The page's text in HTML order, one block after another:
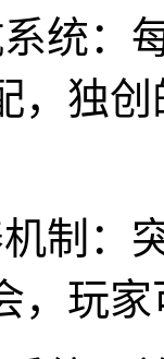
统：
，独
制：
，玩